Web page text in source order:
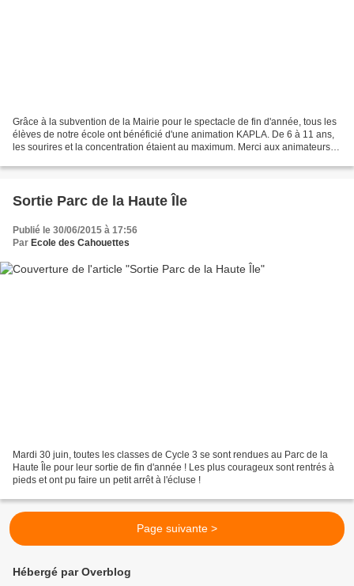
Grâce à la subvention de la Mairie pour le spectacle de fin d'année, tous les
élèves de notre école ont bénéficié d'une animation KAPLA. De 6 à 11 ans,
les sourires et la concentration étaient au maximum. Merci aux animateurs
Sortie Parc de la Haute Île
Publié le 30/06/2015 à 17:56
Par Ecole des Cahouettes
Mardi 30 juin, toutes les classes de Cycle 3 se sont rendues au Parc de la
Haute Île pour leur sortie de fin d'année ! Les plus courageux sont rentrés à
pieds et ont pu faire un petit arrêt à l'écluse !
Page suivante >
Hébergé par Overblog